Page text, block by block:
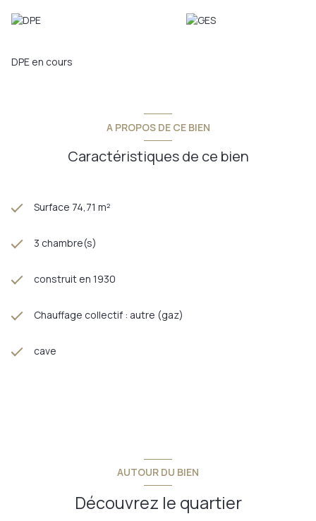
DPE en cours
A PROPOS DE CE BIEN
Caractéristiques de ce bien
Surface 74,71 m²
3 chambre(s)
construit en 1930
Chauffage collectif : autre (gaz)
cave
AUTOUR DU BIEN
Découvrez le quartier